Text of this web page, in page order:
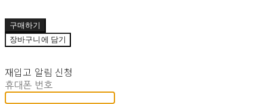
구매하기
장바구니에 담기
재입고 알림 신청
휴대폰 번호